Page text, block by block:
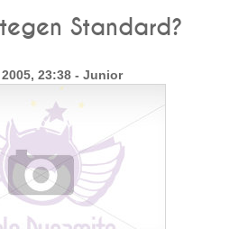
Standard?
2005, 23:38 - Junior